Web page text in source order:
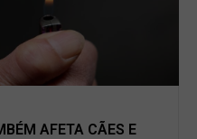
AFETA CÃES E